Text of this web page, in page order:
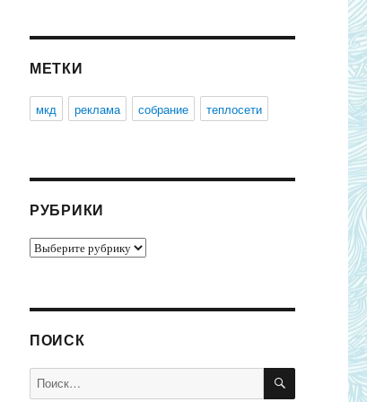
МЕТКИ
мкд реклама собрание теплосети
РУБРИКИ
Рубрики
ПОИСК
Искать: ПОИСК